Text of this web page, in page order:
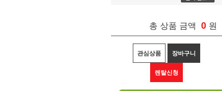
총 상품 금액 0 원
관심상품 장바구니
렌탈신청